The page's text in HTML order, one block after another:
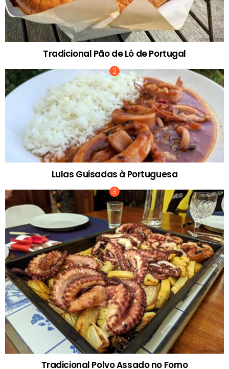
Tradicional Pão de Ló de Portugal
Lulas Guisadas à Portuguesa
Tradicional Polvo Assado no Forno